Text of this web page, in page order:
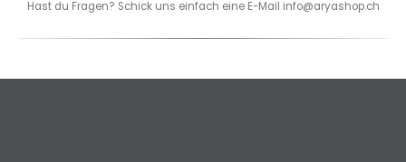
Hast du Fragen? Schick uns einfach eine E-Mail info@aryashop.ch